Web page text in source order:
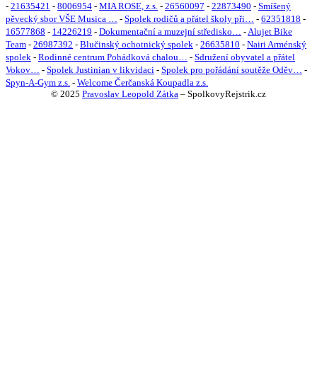
- 21635421 - 8006954 - MIA ROSE, z.s. - 26560097 - 22873490 - Smíšený
pěvecký sbor VŠE Musica … - Spolek rodičů a přátel školy při… - 62351818 -
16577868 - 14226219 - Dokumentační a muzejní středisko… -Alujet Bike
Team - 26987392 - Blučinský ochotnický spolek - 26635810 - Nairi Arménský
spolek - Rodinné centrum Pohádková chalou… - Sdružení obyvatel a přátel
Vokov… - Spolek Justinian v likvidaci - Spolek pro pořádání soutěže Oděv… -
Spyn-A-Gym z.s. - Welcome Čerčanská Koupadla z.s.
© 2025 Pravoslav Leopold Zátka – SpolkovyRejstrik.cz